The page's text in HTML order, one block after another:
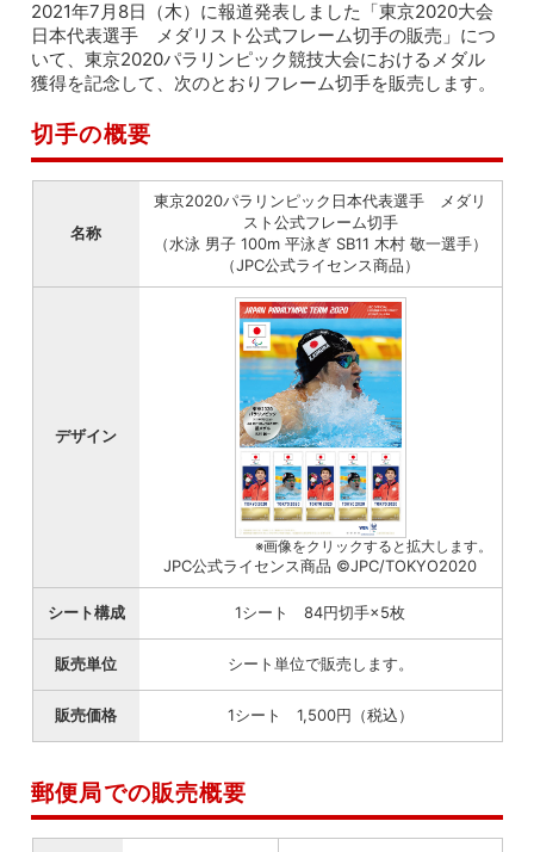
2021年7月8日（木）に報道発表しました「東京2020大会
日本代表選手 メダリスト公式フレーム切手の販売」につ
いて、東京2020パラリンピック競技大会におけるメダル
獲得を記念して、次のとおりフレーム切手を販売します。
切手の概要
名称
東京2020パラリンピック日本代表選手 メダリ
スト公式フレーム切手
（水泳 男子 100m 平泳ぎ SB11 木村 敬一選手）
（JPC公式ライセンス商品）
デザイン
※画像をクリックすると拡大します。
JPC公式ライセンス商品 ©JPC/TOKYO2020
シート構成 1シート 84円切手×5枚
販売単位 シート単位で販売します。
販売価格 1シート 1,500円（税込）
郵便局での販売概要